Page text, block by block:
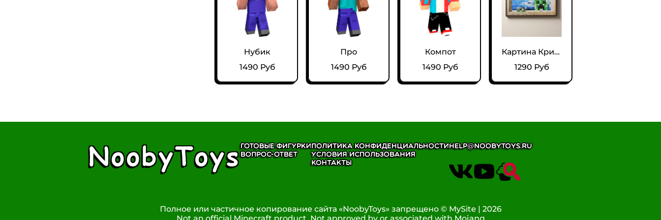
Нубик
1490 Руб
Про
1490 Руб
Компот
1490 Руб
Картина Крипер из Майнкрафт
1290 Руб
NoobyToysГотовые фигурки
Вопрос-ответ
Политика конфиденциальности
Условия использования
Контакты
help@noobytoys.ru
Полное или частичное копирование сайта «NoobyToys» запрещено © MySite | 2026